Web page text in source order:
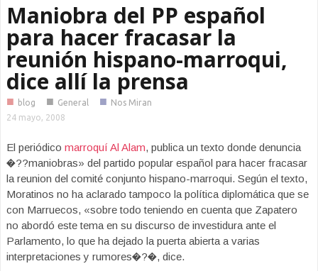
Maniobra del PP español
para hacer fracasar la
reunión hispano-marroqui,
dice allí la prensa
■ blog ■ General ■ Nos Miran
24 mayo, 2008
El periódico marroquí Al Alam, publica un texto donde denuncia
�??maniobras» del partido popular español para hacer fracasar
la reunion del comité conjunto hispano-marroqui. Según el texto,
Moratinos no ha aclarado tampoco la política diplomática que se
con Marruecos, «sobre todo teniendo en cuenta que Zapatero
no abordó este tema en su discurso de investidura ante el
Parlamento, lo que ha dejado la puerta abierta a varias
interpretaciones y rumores�?�, dice.